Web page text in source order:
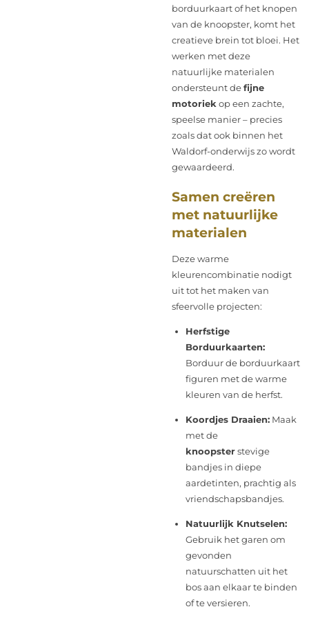
borduurkaart of het knopen
van de knoopster, komt het
creatieve brein tot bloei. Het
werken met deze
natuurlijke materialen
ondersteunt defijne
motoriek op een zachte,
speelse manier – precies
zoals dat ook binnen het
Waldorf-onderwijs zo wordt
gewaardeerd.
Samen creëren
met natuurlijke
materialen
Deze warme
kleurencombinatie nodigt
uit tot het maken van
sfeervolle projecten:
Herfstige
Borduurkaarten:
Borduur de borduurkaart
figuren met de warme
kleuren van de herfst.
Koordjes Draaien:Maak
met de
knoopsterstevige
bandjes in diepe
aardetinten, prachtig als
vriendschapsbandjes.
Natuurlijk Knutselen:
Gebruik het garen om
gevonden
natuurschatten uit het
bos aan elkaar te binden
of te versieren.